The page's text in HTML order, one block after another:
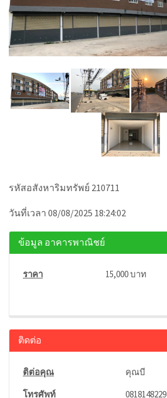
รหัสอสังหาริมทรัพย์ 210711
วันที่เวลา 08/08/2025 18:24:02
ข้อมูล อาคารพาณิชย์
ราคา 15,000 บาท
ติดต่อ
ติต่อคุณ
คุณบี
โทรศัพท์
0818148229